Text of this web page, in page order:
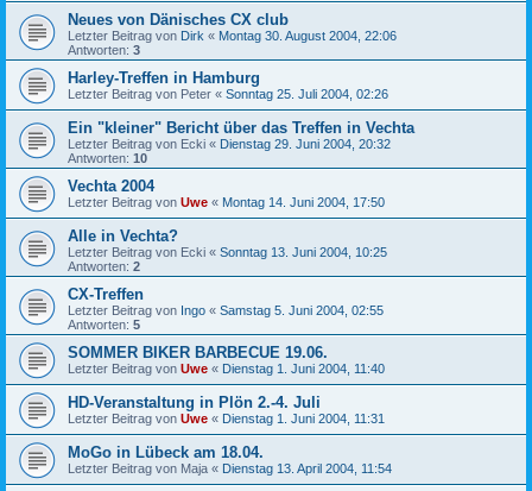
Neues von Dänisches CX club
Letzter Beitrag von Dirk « Montag 30. August 2004, 22:06
Antworten: 3
Harley-Treffen in Hamburg
Letzter Beitrag von Peter « Sonntag 25. Juli 2004, 02:26
Ein "kleiner" Bericht über das Treffen in Vechta
Letzter Beitrag von Ecki « Dienstag 29. Juni 2004, 20:32
Antworten: 10
Vechta 2004
Letzter Beitrag von Uwe « Montag 14. Juni 2004, 17:50
Alle in Vechta?
Letzter Beitrag von Ecki « Sonntag 13. Juni 2004, 10:25
Antworten: 2
CX-Treffen
Letzter Beitrag von Ingo « Samstag 5. Juni 2004, 02:55
Antworten: 5
SOMMER BIKER BARBECUE 19.06.
Letzter Beitrag von Uwe « Dienstag 1. Juni 2004, 11:40
HD-Veranstaltung in Plön 2.-4. Juli
Letzter Beitrag von Uwe « Dienstag 1. Juni 2004, 11:31
MoGo in Lübeck am 18.04.
Letzter Beitrag von Maja « Dienstag 13. April 2004, 11:54